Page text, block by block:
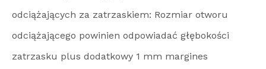
odciążających za zatrzaskiem: Rozmiar otworu
odciążającego powinien odpowiadać głębokości
zatrzasku plus dodatkowy 1 mm margines